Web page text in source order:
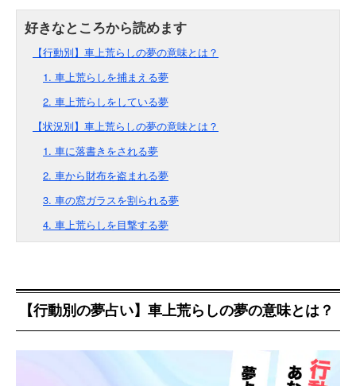
【行動別】車上荒らしの夢の意味とは？
1. 車上荒らしを捕まえる夢
2. 車上荒らしをしている夢
【状況別】車上荒らしの夢の意味とは？
1. 車に落書きをされる夢
2. 車から財布を盗まれる夢
3. 車の窓ガラスを割られる夢
4. 車上荒らしを目撃する夢
【行動別の夢占い】車上荒らしの夢の意味とは？